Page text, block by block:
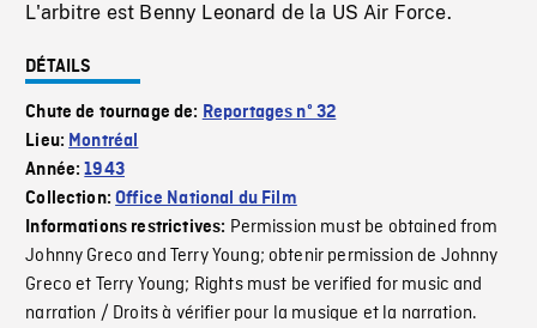
L'arbitre est Benny Leonard de la US Air Force.
DÉTAILS
Chute de tournage de: Reportages nº 32
Lieu: Montréal
Année:1943
Collection:Office National du Film
Informations restrictives: Permission must be obtained from
Johnny Greco and Terry Young; obtenir permission de Johnny
Greco et Terry Young; Rights must be verified for music and
narration / Droits à vérifier pour la musique et la narration.